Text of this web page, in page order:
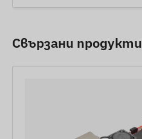
Свързани продукти